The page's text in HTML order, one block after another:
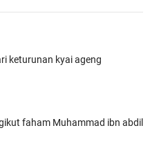
keturunan kyai ageng
faham Muhammad ibn abdil